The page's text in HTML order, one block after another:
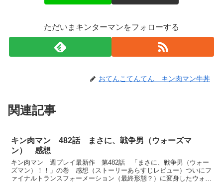
ただいまキンターマンをフォローする
おてんこてんてん キン肉マン牛丼
関連記事
キン肉マン 482話 まさに、戦争男（ウォーズマ
ン） 感想
キン肉マン 週プレイ最新作 第482話 「まさに、戦争男（ウォー
ズマン）！！」の巻 感想（ストーリーあらすじレビュー）ついにフ
ァイナルトランスフォーメーション（最終形態？）に変身したウォー